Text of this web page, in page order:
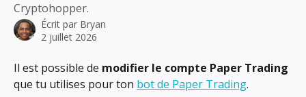
Cryptohopper.
Écrit par Bryan
2 juillet 2026
Il est possible de modifier le compte Paper Trading
que tu utilises pour ton bot de Paper Trading.